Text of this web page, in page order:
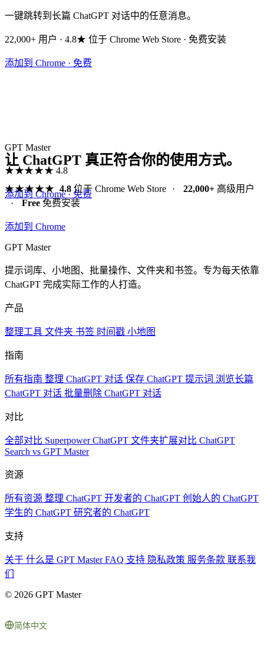
一键跳转到长篇 ChatGPT 对话中的任意消息。
22,000+ 用户 · 4.8★ 位于 Chrome Web Store · 免费安装
添加到 Chrome · 免费
GPT Master
★★★★★ 4.8
添加到 Chrome · 免费
让 ChatGPT 真正符合你的使用方式。
★★★★★ 4.8位于 Chrome Web Store · 22,000+高级用户
·
Free 免费安装
添加到 Chrome
GPT Master
提示词库、小地图、批量操作、文件夹和书签。专为每天依靠
ChatGPT 完成实际工作的人打造。
产品
整理工具 文件夹 书签 时间戳 小地图
指南
所有指南 整理 ChatGPT 对话 保存 ChatGPT 提示词 浏览长篇
ChatGPT 对话 批量删除 ChatGPT 对话
对比
全部对比 Superpower ChatGPT 文件夹扩展对比 ChatGPT
Search vs GPT Master
资源
所有资源 整理 ChatGPT 开发者的 ChatGPT 创始人的 ChatGPT
学生的 ChatGPT 研究者的 ChatGPT
支持
关于 什么是 GPT MasterFAQ 支持 隐私政策 服务条款 联系我
们
© 2026 GPT Master
简体中文